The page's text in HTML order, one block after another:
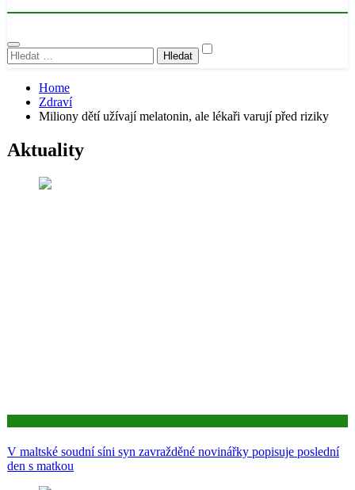
Vyhledávání
Home
Zdraví
Miliony dětí užívají melatonin, ale lékaři varují před riziky
Aktuality
V maltské soudní síni syn zavražděné novinářky popisuje poslední
den s matkou